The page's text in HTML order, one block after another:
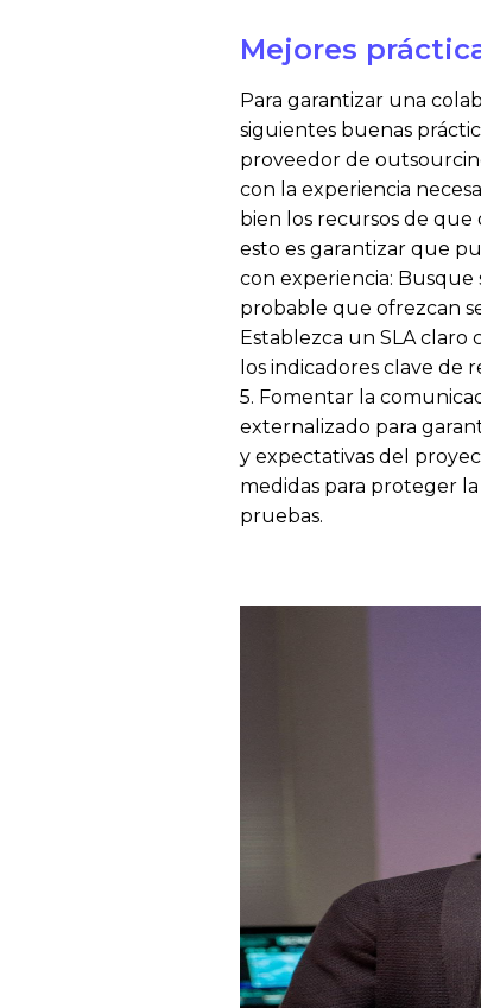
Mejores
Para garantizar una
siguientes buenas
proveedor de
con la experiencia
bien los recursos de
esto es garantizar que
con experiencia: Busque
probable que ofrezcan
Establezca un SLA claro
los indicadores clave de
5. Fomentar la
externalizado para
y expectativas del
medidas para proteger
pruebas.